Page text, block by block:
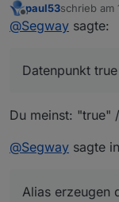
Mal eine
Ich
Offline
paul53schrieb am
zuletzt
@Segway sagte:
Datenpunkt
Du meinst: "true"
@Segway sagte in
Alias erzeugen